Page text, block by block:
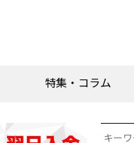
特集・コラム